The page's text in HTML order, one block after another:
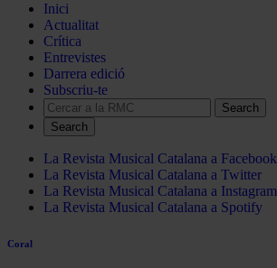
Inici
Actualitat
Crítica
Entrevistes
Darrera edició
Subscriu-te
Search
La Revista Musical Catalana a Facebook
La Revista Musical Catalana a Twitter
La Revista Musical Catalana a Instagram
La Revista Musical Catalana a Spotify
Coral